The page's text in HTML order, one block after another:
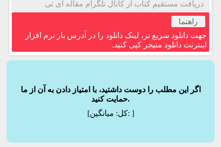
دریافت مستقیم کتاب از کانال تلگرام مقاله آی تی
راهنما
جهت دانلود سریع تر، لینک دانلود را در آدرس بار نرم افزار
اینترنت دانلود منیجر کپی کنید.
اگر این مطلب را دوست داشتید، با امتیاز دادن به آن از ما
حمایت کنید.
[کل:میانگین: ]